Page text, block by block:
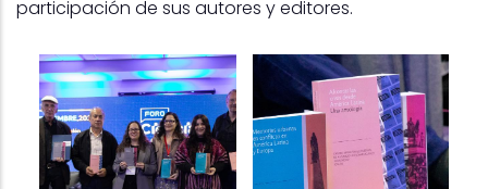
participación de sus autores y editores.